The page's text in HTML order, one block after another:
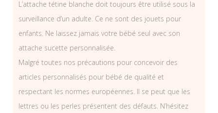
L’attache tétine blanche doit toujours être utilisé sous la
surveillance d’un adulte. Ce ne sont des jouets pour
enfants. Ne laissez jamais votre bébé seul avec son
attache sucette personnalisée.
Malgré toutes nos précautions pour concevoir des
articles personnalisés pour bébé de qualité et
respectant les normes européennes. Il se peut que les
lettres ou les perles présentent des défauts. N’hésitez